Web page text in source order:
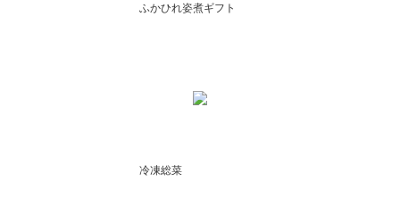
ふかひれ姿煮ギフト
冷凍総菜